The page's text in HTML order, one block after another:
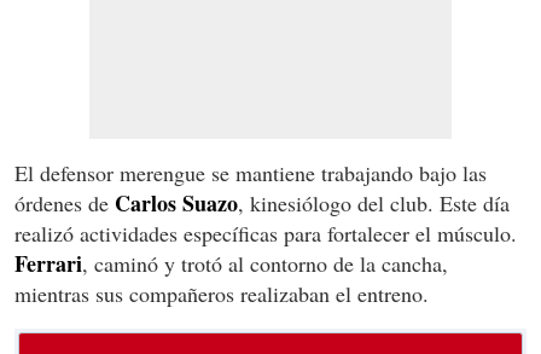
El defensor merengue se mantiene trabajando bajo las
órdenes de CarlosSuazo, kinesiólogo del club. Este día
realizó actividades específicas para fortalecer el músculo.
Ferrari, caminó y trotó al contorno de la cancha,
mientras sus compañeros realizaban el entreno.